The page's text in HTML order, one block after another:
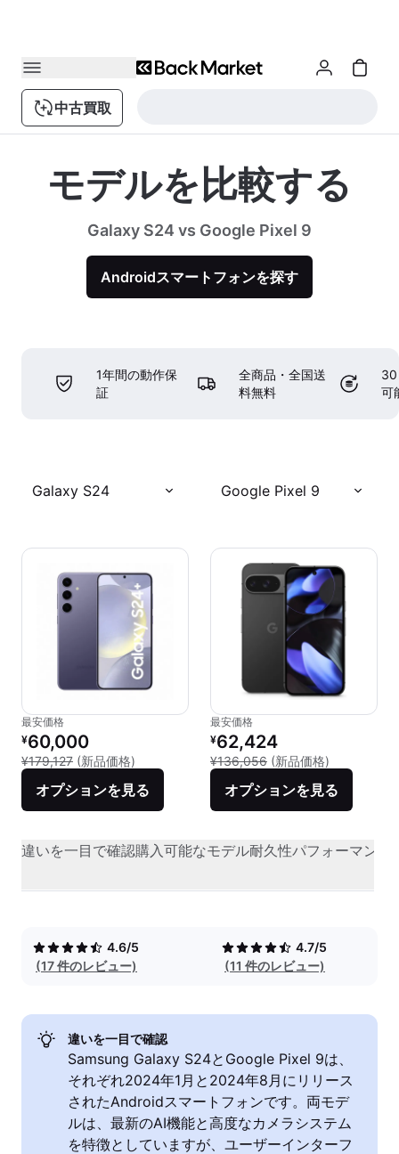
中古買取
モデルを比較する
Galaxy S24 vs Google Pixel 9
Androidスマートフォンを探す
1年間の動作保
証
全商品・全国送
料無料
30
可
Galaxy S24 Google Pixel 9
最安価格
リファービッシュ品の価格：
¥60,000
¥179,127 (新品価格) 新品との比較：¥179,127
オプションを見る
最安価格
リファービッシュ品の価格：
¥62,424
¥136,056 (新品価格)
オプションを見る
違いを一目で確認購入可能なモデル耐久性パフォーマンス
4.6/5
(17 件のレビュー)
4.7/5
(11 件のレビュー)
違いを一目で確認
Samsung Galaxy S24とGoogle Pixel 9は、
それぞれ2024年1月と2024年8月にリリース
されたAndroidスマートフォンです。両モデ
ルは、最新のAI機能と高度なカメラシステム
を特徴としていますが、ユーザーインターフ